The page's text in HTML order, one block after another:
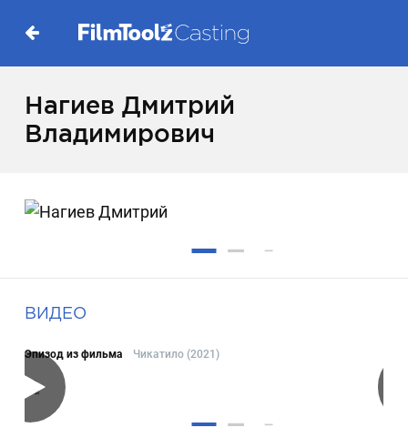
Нагиев Дмитрий
Владимирович
ВИДЕО
Эпизод из фильма Чикатило (2021)